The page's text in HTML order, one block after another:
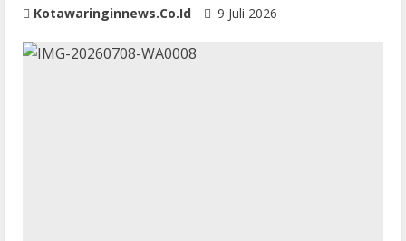
Kotawaringinnews.co.id 9 Juli 2026